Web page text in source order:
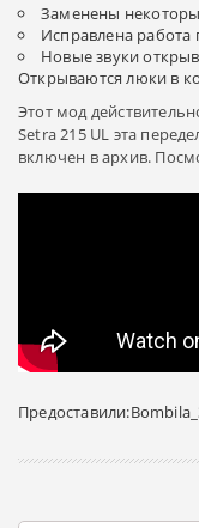
Заменены
Исправлена работа
Новые звуки
Открываются люки в
Этот мод
Setra 215 UL эта
включен в архив.